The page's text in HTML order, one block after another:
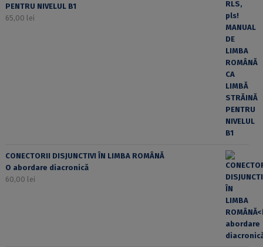
PENTRU NIVELUL B1
65,00 lei
CONECTORII DISJUNCTIVI ÎN LIMBA ROMÂNĂ
O abordare diacronică
60,00 lei